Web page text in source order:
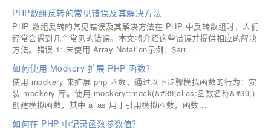
PHP数组反转的常见错误及其解决方法
PHP 数组反转的常见错误及其解决方法在 PHP 中反转数组时，人们
经常会遇到几个常见的错误。本文将介绍这些错误并提供相应的解决
方法。错误 1: 未使用 Array Notation示例：$arr...
如何使用 Mockery 扩展 PHP 函数？
使用 mockery 来扩展 php 函数，通过以下步骤模拟函数的行为：安
装 mockery 库。使用 mockery::mock(&#39;alias:函数名称&#39;)
创建模拟函数，其中 alias 用于引用模拟函数，函数...
如何在 PHP 中记录函数参数值？